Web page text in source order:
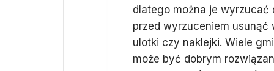
dlatego można je wyrzucać
przed wyrzuceniem usunąć
ulotki czy naklejki. Wiele
może być dobrym